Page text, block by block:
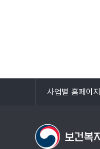
사업별 홈페이지
목록